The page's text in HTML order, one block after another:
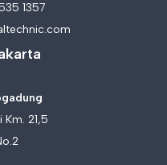
1357
Km. 21,5